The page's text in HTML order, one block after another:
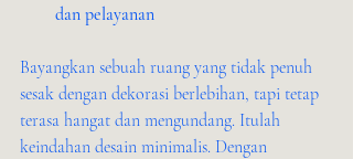
dan pelayanan
Bayangkan sebuah ruang yang tidak penuh
sesak dengan dekorasi berlebihan, tapi tetap
terasa hangat dan mengundang. Itulah
keindahan desain minimalis. Dengan